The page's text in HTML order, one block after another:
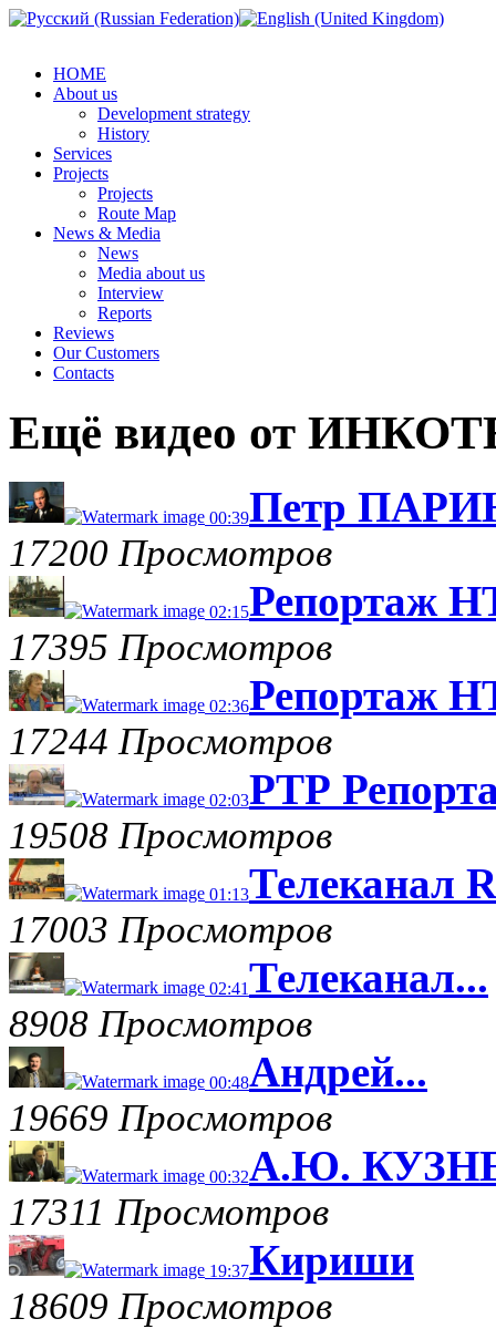
HOME
About us
Development strategy
History
Services
Projects
Projects
Route Map
News & Media
News
Media about us
Interview
Reports
Reviews
Our Customers
Contacts
Ещё видео от
00:39Петр
17200 Просмотров
02:15Репортаж
17395 Просмотров
02:36Репортаж
17244 Просмотров
02:03РТР
19508 Просмотров
01:13Телеканал
17003 Просмотров
02:41Телеканал...
8908 Просмотров
00:48Андрей...
19669 Просмотров
00:32А.Ю.
17311 Просмотров
19:37Кириши
18609 Просмотров